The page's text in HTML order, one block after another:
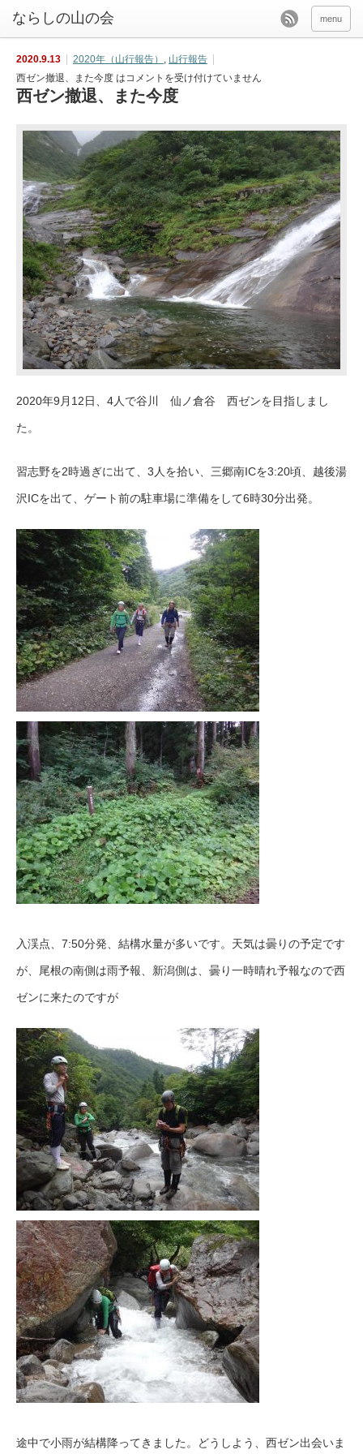
menu
2020.9.13 2020年（山行報告） , 山行報告
西ゼン撤退、また今度 はコメントを受け付けていません
西ゼン撤退、また今度
2020年9月12日、4人で谷川 仙ノ倉谷 西ゼンを目指しまし
た。
習志野を2時過ぎに出て、3人を拾い、三郷南ICを3:20頃、越後湯
沢ICを出て、ゲート前の駐車場に準備をして6時30分出発。
入渓点、7:50分発、結構水量が多いです。天気は曇りの予定です
が、尾根の南側は雨予報、新潟側は、曇り一時晴れ予報なので西
ゼンに来たのですが
途中で小雨が結構降ってきました。どうしよう、西ゼン出会いま